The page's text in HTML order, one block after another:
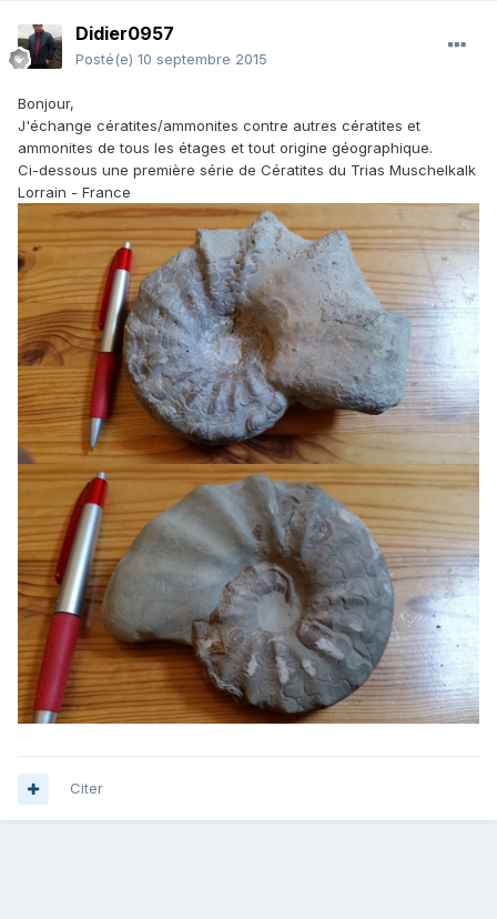
Didier0957
Posté(e) 10 septembre 2015
Bonjour,
J'échange cératites/ammonites contre autres cératites et
ammonites de tous les étages et tout origine géographique.
Ci-dessous une première série de Cératites du Trias Muschelkalk
Lorrain - France
Citer